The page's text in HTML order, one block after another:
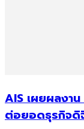
AIS เผยผลงา
ต่อยอดธุรกิจดิ